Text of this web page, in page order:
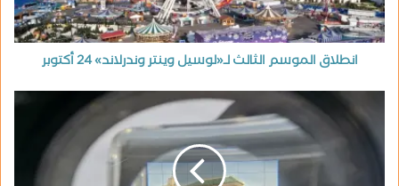
انطلاق الموسم الثالث لـ«لوسيل وينتر وندرلاند» 24 أكتوبر